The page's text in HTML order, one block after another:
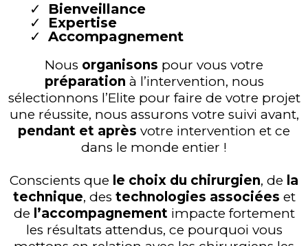
Bienveillance
Expertise
Accompagnement
Nous organisons pour vous votre
préparation à l’intervention, nous
sélectionnons l’Elite pour faire de votre projet
une réussite, nous assurons votre suivi avant,
pendant et après votre intervention et ce
dans le monde entier !
Conscients que le choix du chirurgien, de la
technique, des technologies associées et
de l’accompagnement impacte fortement
les résultats attendus, ce pourquoi vous